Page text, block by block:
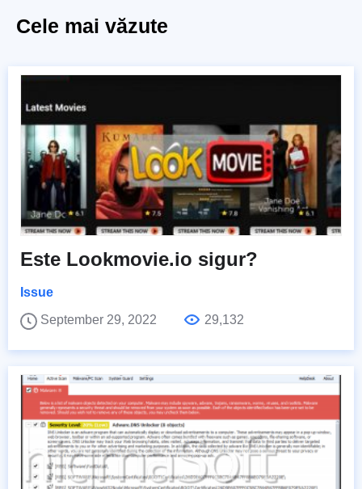
Cele mai văzute
Este Lookmovie.io sigur?
Issue
September 29, 2022
29,132